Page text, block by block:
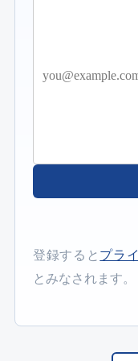
登録すると プラ
とみなされます。